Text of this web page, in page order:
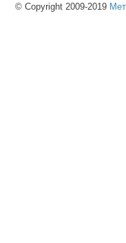
© Copyright 2009-2019